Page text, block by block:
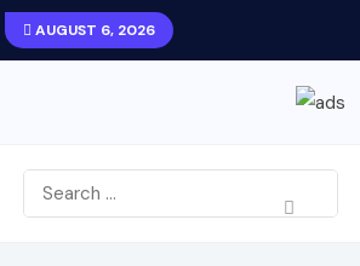
AUGUST 6, 2026